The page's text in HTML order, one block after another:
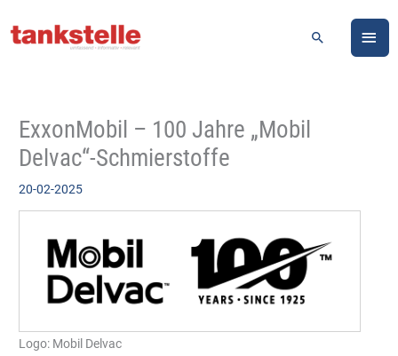
Inhalt
Suchen
ExxonMobil – 100 Jahre „Mobil
Delvac“-Schmierstoffe
20-02-2025
Logo: Mobil Delvac